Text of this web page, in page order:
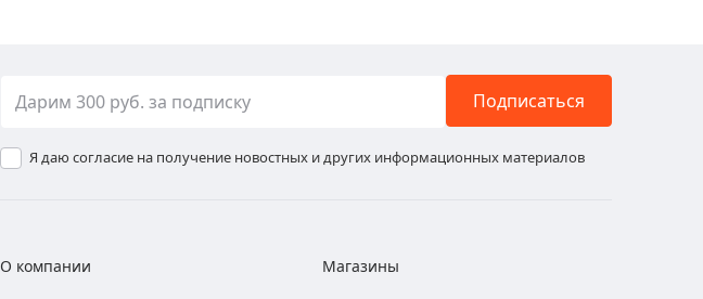
Подписаться
Я даю согласие на получение новостных и других информационных материалов
О компании
Магазины